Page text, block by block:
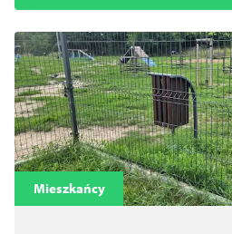
Mieszkańcy